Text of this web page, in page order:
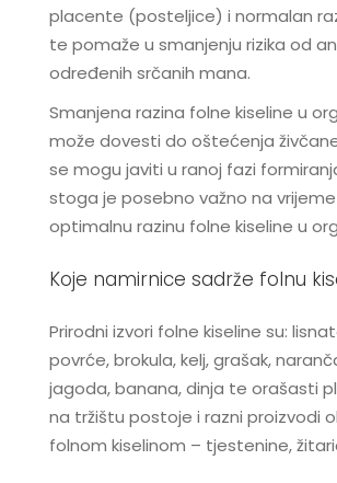
placente (posteljice) i normalan
te pomaže u smanjenju rizika od
određenih srčanih mana.
Smanjena razina folne kiseline u
može dovesti do oštećenja
se mogu javiti u ranoj fazi
stoga je posebno važno na
optimalnu razinu folne kiseline u
Koje namirnice sadrže folnu
Prirodni izvori folne kiseline su:
povrće, brokula, kelj, grašak,
jagoda, banana, dinja te orašasti
na tržištu postoje i razni proizvodi
folnom kiselinom – tjestenine,